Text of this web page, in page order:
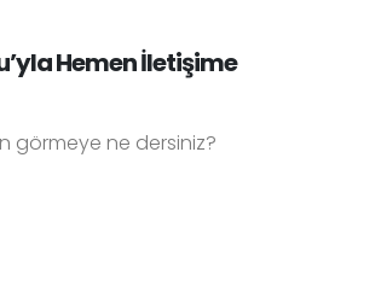
Hemen İletişime
görmeye ne dersiniz?